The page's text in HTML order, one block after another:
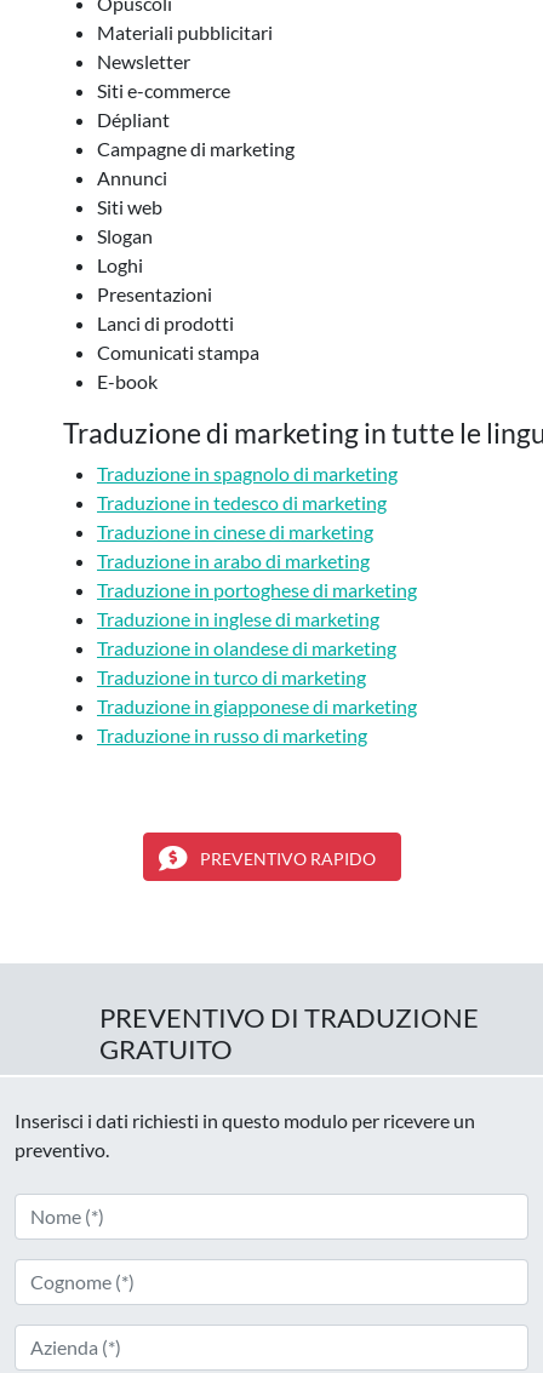
Materiali pubblicitari
Newsletter
Siti e-commerce
Dépliant
Campagne di marketing
Annunci
Siti web
Slogan
Loghi
Presentazioni
Lanci di prodotti
Comunicati stampa
E-book
Traduzione di marketing in tutte le
Traduzione in spagnolo di marketing
Traduzione in tedesco di marketing
Traduzione in cinese di marketing
Traduzione in arabo di marketing
Traduzione in portoghese di marketing
Traduzione in inglese di marketing
Traduzione in olandese di marketing
Traduzione in turco di marketing
Traduzione in giapponese di marketing
Traduzione in russo di marketing
PREVENTIVO RAPIDO
PREVENTIVO DI TRADUZIONE
GRATUITO
Inserisci i dati richiesti in questo modulo per ricevere un
preventivo.